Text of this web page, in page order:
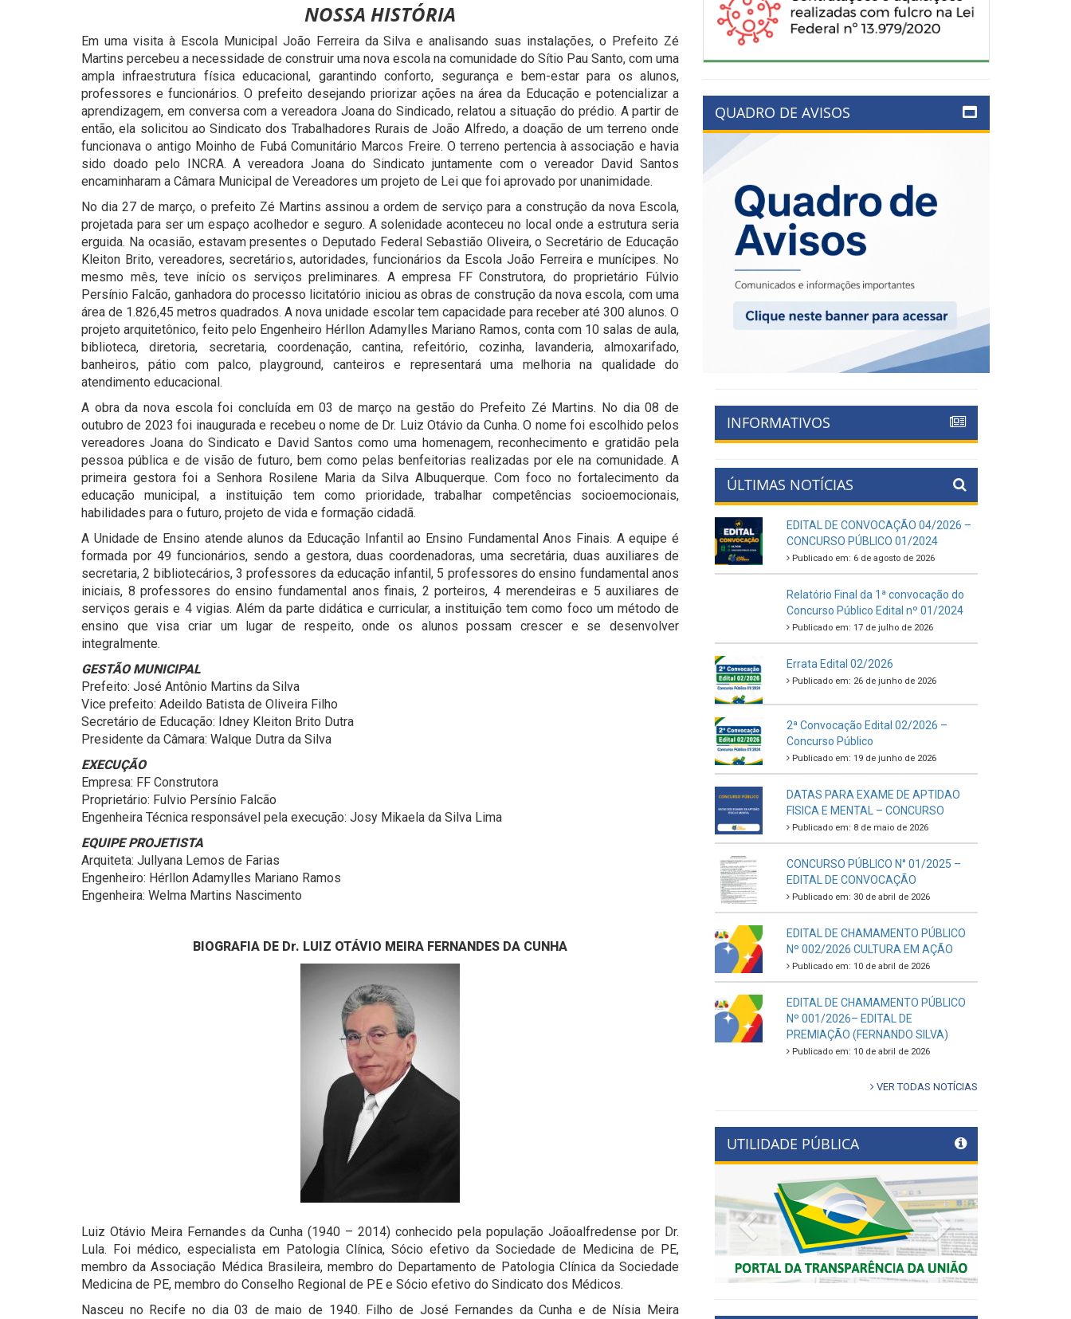
NOSSA HISTÓRIA
Em uma visita à Escola Municipal João Ferreira da Silva e analisando suas instalações, o Prefeito Zé
Martins percebeu a necessidade de construir uma nova escola na comunidade do Sítio Pau Santo, com uma
ampla infraestrutura física educacional, garantindo conforto, segurança e bem-estar para os alunos,
professores e funcionários. O prefeito desejando priorizar ações na área da Educação e potencializar a
aprendizagem, em conversa com a vereadora Joana do Sindicado, relatou a situação do prédio. A partir de
então, ela solicitou ao Sindicato dos Trabalhadores Rurais de João Alfredo, a doação de um terreno onde
funcionava o antigo Moinho de Fubá Comunitário Marcos Freire. O terreno pertencia à associação e havia
sido doado pelo INCRA. A vereadora Joana do Sindicato juntamente com o vereador David Santos
encaminharam a Câmara Municipal de Vereadores um projeto de Lei que foi aprovado por unanimidade.
No dia 27 de março, o prefeito Zé Martins assinou a ordem de serviço para a construção da nova Escola,
projetada para ser um espaço acolhedor e seguro. A solenidade aconteceu no local onde a estrutura seria
erguida. Na ocasião, estavam presentes o Deputado Federal Sebastião Oliveira, o Secretário de Educação
Kleiton Brito, vereadores, secretários, autoridades, funcionários da Escola João Ferreira e munícipes. No
mesmo mês, teve início os serviços preliminares. A empresa FF Construtora, do proprietário Fúlvio
Persínio Falcão, ganhadora do processo licitatório iniciou as obras de construção da nova escola, com uma
área de 1.826,45 metros quadrados. A nova unidade escolar tem capacidade para receber até 300 alunos. O
projeto arquitetônico, feito pelo Engenheiro Hérllon Adamylles Mariano Ramos, conta com 10 salas de aula,
biblioteca, diretoria, secretaria, coordenação, cantina, refeitório, cozinha, lavanderia, almoxarifado,
banheiros, pátio com palco, playground, canteiros e representará uma melhoria na qualidade do
atendimento educacional.
A obra da nova escola foi concluída em 03 de março na gestão do Prefeito Zé Martins. No dia 08 de
outubro de 2023 foi inaugurada e recebeu o nome de Dr. Luiz Otávio da Cunha. O nome foi escolhido pelos
vereadores Joana do Sindicato e David Santos como uma homenagem, reconhecimento e gratidão pela
pessoa pública e de visão de futuro, bem como pelas benfeitorias realizadas por ele na comunidade. A
primeira gestora foi a Senhora Rosilene Maria da Silva Albuquerque. Com foco no fortalecimento da
educação municipal, a instituição tem como prioridade, trabalhar competências socioemocionais,
habilidades para o futuro, projeto de vida e formação cidadã.
A Unidade de Ensino atende alunos da Educação Infantil ao Ensino Fundamental Anos Finais. A equipe é
formada por 49 funcionários, sendo a gestora, duas coordenadoras, uma secretária, duas auxiliares de
secretaria, 2 bibliotecários, 3 professores da educação infantil, 5 professores do ensino fundamental anos
iniciais, 8 professores do ensino fundamental anos finais, 2 porteiros, 4 merendeiras e 5 auxiliares de
serviços gerais e 4 vigias. Além da parte didática e curricular, a instituição tem como foco um método de
ensino que visa criar um lugar de respeito, onde os alunos possam crescer e se desenvolver
integralmente.
GESTÃO MUNICIPAL
Prefeito: José Antônio Martins da Silva
Vice prefeito: Adeildo Batista de Oliveira Filho
Secretário de Educação: Idney Kleiton Brito Dutra
Presidente da Câmara: Walque Dutra da Silva
EXECUÇÃO
Empresa: FF Construtora
Proprietário: Fulvio Persínio Falcão
Engenheira Técnica responsável pela execução: Josy Mikaela da Silva Lima
EQUIPE PROJETISTA
Arquiteta: Jullyana Lemos de Farias
Engenheiro: Hérllon Adamylles Mariano Ramos
Engenheira: Welma Martins Nascimento
BIOGRAFIA DE Dr. LUIZ OTÁVIO MEIRA FERNANDES DA CUNHA
Luiz Otávio Meira Fernandes da Cunha (1940 – 2014) conhecido pela população Joãoalfredense por Dr.
Lula. Foi médico, especialista em Patologia Clínica, Sócio efetivo da Sociedade de Medicina de PE,
membro da Associação Médica Brasileira, membro do Departamento de Patologia Clínica da Sociedade
Medicina de PE, membro do Conselho Regional de PE e Sócio efetivo do Sindicato dos Médicos.
Nasceu no Recife no dia 03 de maio de 1940. Filho de José Fernandes da Cunha e de Nísia Meira
QUADRO DE AVISOS
INFORMATIVOS
ÚLTIMAS NOTÍCIAS
EDITAL DE CONVOCAÇÃO 04/2026 –
CONCURSO PÚBLICO 01/2024
Publicado em: 6 de agosto de 2026
Relatório Final da 1ª convocação do
Concurso Público Edital nº 01/2024
Publicado em: 17 de julho de 2026
Errata Edital 02/2026
Publicado em: 26 de junho de 2026
2ª Convocação Edital 02/2026 –
Concurso Público
Publicado em: 19 de junho de 2026
DATAS PARA EXAME DE APTIDAO
FISICA E MENTAL – CONCURSO
Publicado em: 8 de maio de 2026
CONCURSO PÚBLICO N° 01/2025 –
EDITAL DE CONVOCAÇÃO
Publicado em: 30 de abril de 2026
EDITAL DE CHAMAMENTO PÚBLICO
Nº 002/2026 CULTURA EM AÇÃO
Publicado em: 10 de abril de 2026
EDITAL DE CHAMAMENTO PÚBLICO
Nº 001/2026– EDITAL DE
PREMIAÇÃO (FERNANDO SILVA)
Publicado em: 10 de abril de 2026
VER TODAS NOTÍCIAS
UTILIDADE PÚBLICA
Previous Next